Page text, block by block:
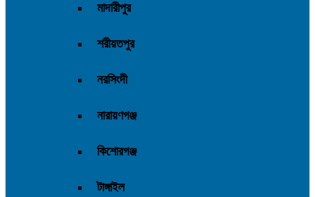
মাদারীপুর
শরীয়তপুর
নরসিংদী
নারায়ণগঞ্জ
কিশোরগঞ্জ
টাঙ্গাইল